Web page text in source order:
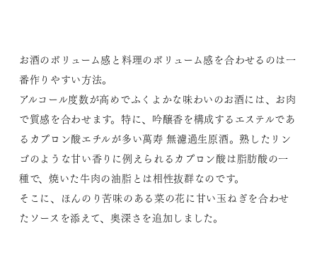
お酒のボリューム感と料理のボリューム感を合わせるのは一
番作りやすい方法。
アルコール度数が高めでふくよかな味わいのお酒には、お肉
で質感を合わせます。特に、吟醸香を構成するエステルであ
るカプロン酸エチルが多い萬寿 無濾過生原酒。熟したリン
ゴのような甘い香りに例えられるカプロン酸は脂肪酸の一
種で、焼いた牛肉の油脂とは相性抜群なのです。
そこに、ほんのり苦味のある菜の花に甘い玉ねぎを合わせ
たソースを添えて、奥深さを追加しました。